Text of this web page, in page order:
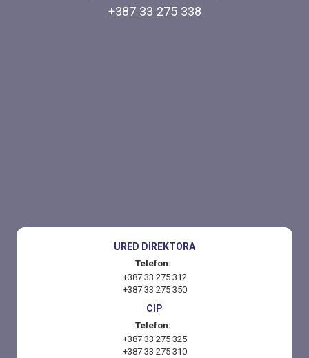
+387 33 275 338
URED DIREKTORA
Telefon:
+387 33 275 312
+387 33 275 350
CIP
Telefon:
+387 33 275 325
+387 33 275 310